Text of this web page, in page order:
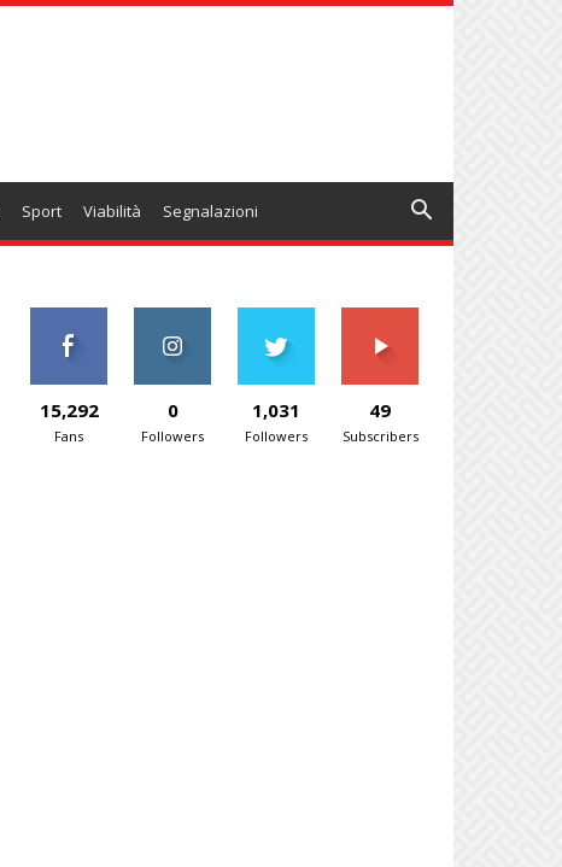
Sport Viabilità Segnalazioni
15,292
Fans
0
Followers
1,031
Followers
49
Subscribers